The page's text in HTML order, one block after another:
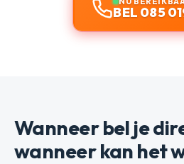
BEL 085
Wanneer bel je
wanneer kan het